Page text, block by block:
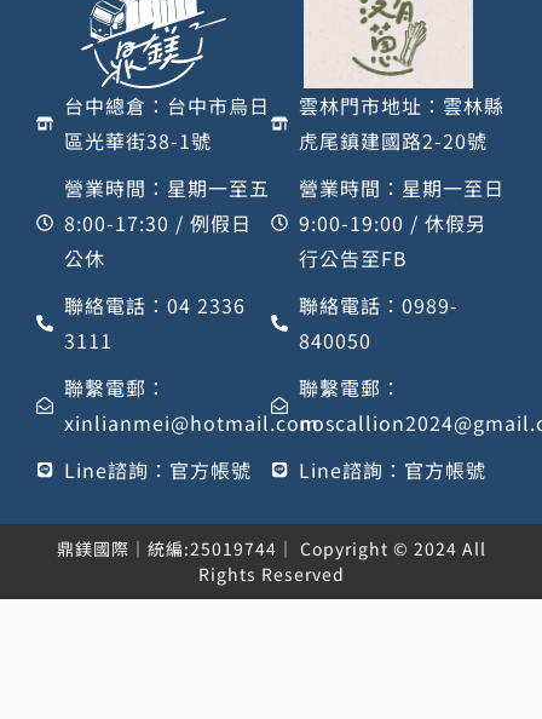
台中總倉：台中市烏日
區光華街38-1號
營業時間：星期一至五
8:00-17:30 / 例假日
公休
聯絡電話：04 2336
3111
聯繫電郵：
xinlianmei@hotmail.com
Line諮詢：官方帳號
雲林門市地址：雲林縣
虎尾鎮建國路2-20號
營業時間：星期一至日
9:00-19:00 / 休假另
行公告至FB
聯絡電話：0989-
840050
聯繫電郵：
Line諮詢：官方帳號
鼎鎂國際｜統編:25019744｜ Copyright © 2024 All
Rights Reserved